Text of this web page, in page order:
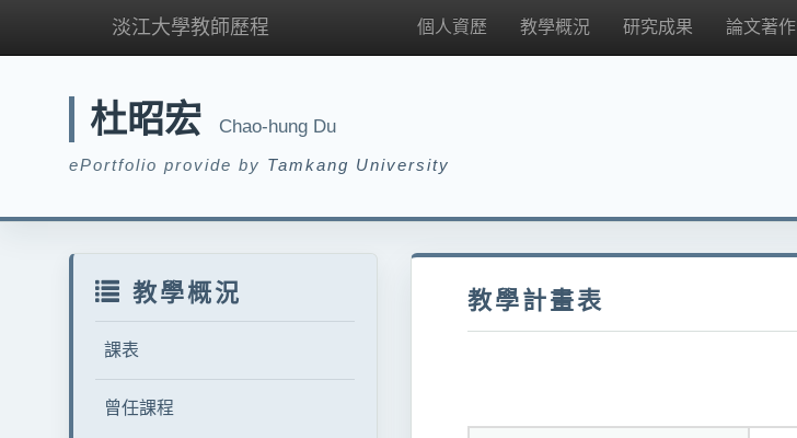
淡江大學教師歷程 個人資歷 教學概況 研究成果 論文著作
杜昭宏 Chao-hung Du
ePortfolio provide by Tamkang University
教學概況
課表
曾任課程
教學計畫表